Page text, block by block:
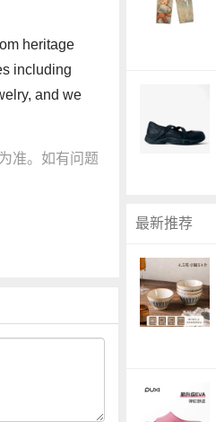
heritage
including
and we
准。如有问题
最新推荐